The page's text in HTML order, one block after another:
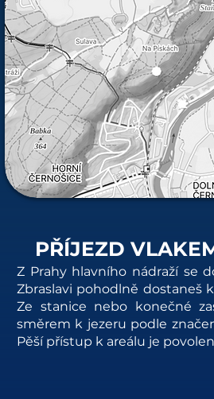
PŘÍJEZD
Z Prahy hlavního nádraží se
Zbraslavi pohodlně dostaneš
Ze stanice nebo konečné
směrem k jezeru podle
Pěší přístup k areálu je